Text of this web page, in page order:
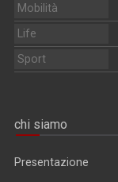
Mobilità
Life
Sport
chi siamo
Presentazione